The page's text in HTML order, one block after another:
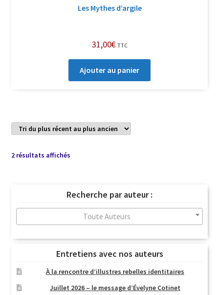
Les Mythes d’argile
31,00€ TTC
Ajouter au panier
2 résultats affichésTrié
au
plus
ancien
Recherche par auteur :
Toute Auteurs
Entretiens avec nos auteurs
À la rencontre d’illustres rebelles identitaires
Juillet 2026 – le message d’Évelyne Cotinet